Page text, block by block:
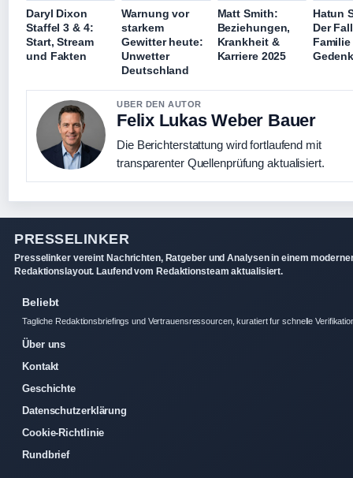
Daryl Dixon
Staffel 3 & 4:
Start, Stream
und Fakten
Warnung vor
starkem
Gewitter heute:
Unwetter
Deutschland
Matt Smith:
Beziehungen,
Krankheit &
Karriere 2025
Hatun
Der
UBER DEN AUTOR
Felix Lukas Weber Bauer
Die Berichterstattung wird fortlaufend mit
transparenter Quellenprüfung aktualisiert.
PRESSELINKER
Presselinker vereint Nachrichten, Ratgeber und Analysen in einem
Redaktionslayout. Laufend vom Redaktionsteam aktualisiert.
Beliebt
Tagliche Redaktionsbriefings und Vertrauensressourcen, kuratiert fur schnelle
Über uns
Kontakt
Geschichte
Datenschutzerklärung
Cookie-Richtlinie
Rundbrief